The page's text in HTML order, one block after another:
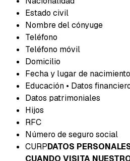
Estado civil
Nombre del cónyuge
Teléfono
Teléfono móvil
Domicilio
Fecha y lugar de nacimiento
Educación • Datos
Datos patrimoniales
Hijos
RFC
Número de seguro social
CURPDATOS
CUANDO VISITA